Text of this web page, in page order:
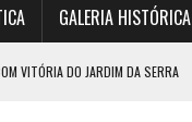
GALERIA HISTÓRICA
VITÓRIA DO JARDIM DA SERRA